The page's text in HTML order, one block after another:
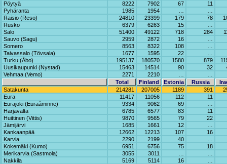
Pöytyä
8222 7902 67 11
Pyhäranta
1985 1954
Raisio (Reso)
24810 23399 179 78
Rusko
6379 6263 15
Salo
51400 49122 718 284
Sauvo (Sagu)
2959 2872 16
Somero
8563 8322 108
Taivassalo (Tövsala)
1677 1595 22
Turku (Åbo)
195137 180570 1580 879
Uusikaupunki (Nystad)
15463 14514 90 32
Vehmaa (Vemo)
2271 2210
Total
Finland Estonia Russia
Satakunta
214281 207005 1189 391
Eura
11417 11056 112 11
Eurajoki (Euraåminne)
9334 9062 69
Harjavalta
6785 6577 83 11
Huittinen (Vittis)
9870 9565 79 22
Jämijärvi
1685 1661 12
Kankaanpää
12662 12213 107 16
Karvia
2290 2199 40
Kokemäki (Kumo)
6951 6756 75 18
Merikarvia (Sastmola)
3055 3011
Nakkila
5169 5114 16